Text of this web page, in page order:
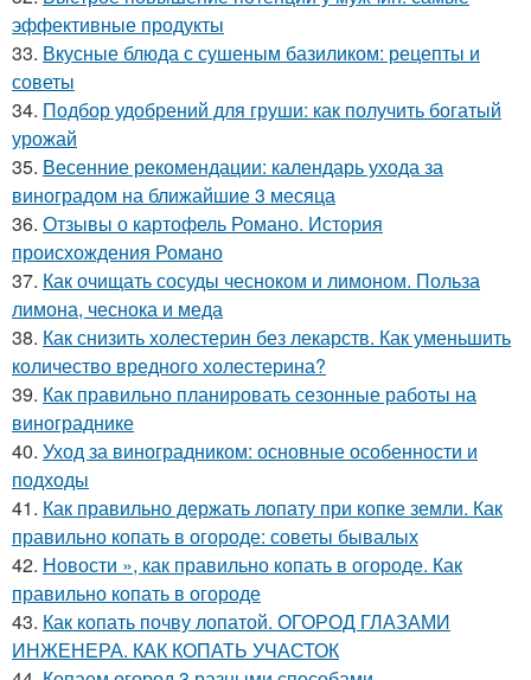
эффективные продукты
33. Вкусные блюда с сушеным базиликом: рецепты и
советы
34. Подбор удобрений для груши: как получить богатый
урожай
35. Весенние рекомендации: календарь ухода за
виноградом на ближайшие 3 месяца
36. Отзывы о картофель Романо. История
происхождения Романо
37. Как очищать сосуды чесноком и лимоном. Польза
лимона, чеснока и меда
38. Как снизить холестерин без лекарств. Как уменьшить
количество вредного холестерина?
39. Как правильно планировать сезонные работы на
винограднике
40. Уход за виноградником: основные особенности и
подходы
41. Как правильно держать лопату при копке земли. Как
правильно копать в огороде: советы бывалых
42. Новости », как правильно копать в огороде. Как
правильно копать в огороде
43. Как копать почву лопатой. ОГОРОД ГЛАЗАМИ
ИНЖЕНЕРА. КАК КОПАТЬ УЧАСТОК